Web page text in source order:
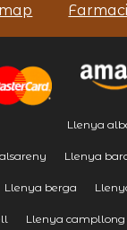
Llenya
Llenya
Llenya berga
Llenya campllong